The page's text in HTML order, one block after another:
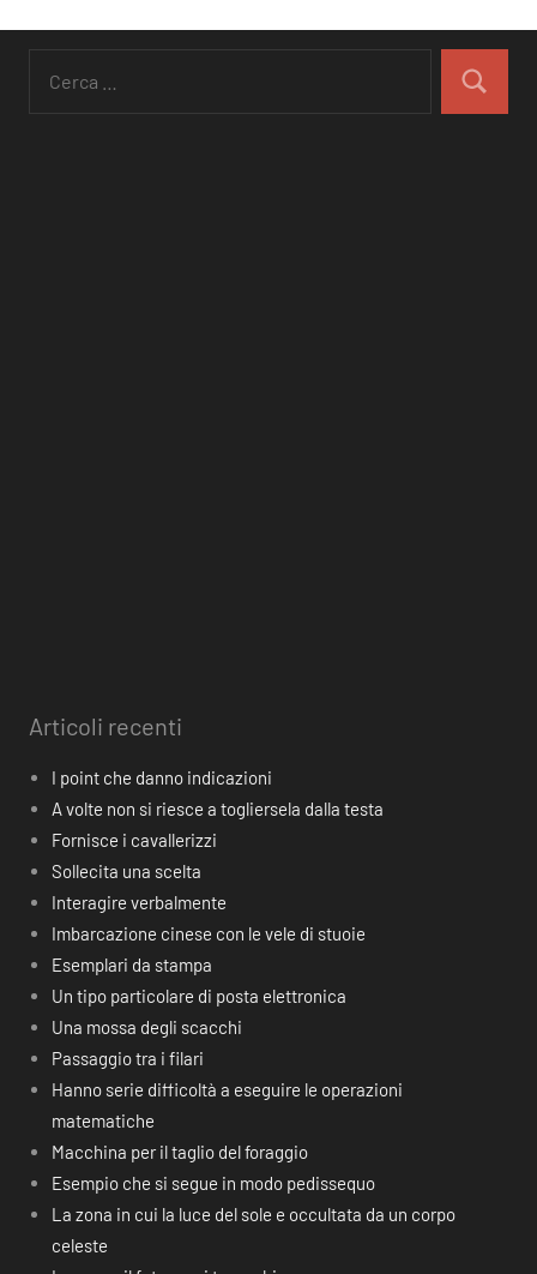
Articoli recenti
I point che danno indicazioni
A volte non si riesce a togliersela dalla testa
Fornisce i cavallerizzi
Sollecita una scelta
Interagire verbalmente
Imbarcazione cinese con le vele di stuoie
Esemplari da stampa
Un tipo particolare di posta elettronica
Una mossa degli scacchi
Passaggio tra i filari
Hanno serie difficoltà a eseguire le operazioni
matematiche
Macchina per il taglio del foraggio
Esempio che si segue in modo pedissequo
La zona in cui la luce del sole e occultata da un corpo
celeste